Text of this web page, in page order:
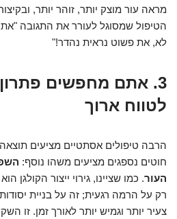
מראה עור מוצק יותר, זוהר יותר,
הטיפול שמסוגל לעורר את התגובה
לא, את פשוט נראית נהדר!"
3. אתם מחפשים
לטווח ארוך
הרבה טיפולים אסתטיים מציעים
חוטים נספגים מציעים משהו נוסף:
העור. כמו שציינו, גירוי ייצור הקולגן
רק על הרמה רגעית; זה על בניית
צעיר יותר וגמיש יותר לאורך זמן. זו